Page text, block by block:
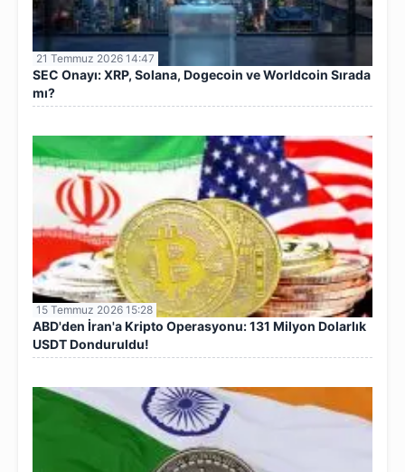
21 Temmuz 2026 14:47
SEC Onayı: XRP, Solana, Dogecoin ve Worldcoin Sırada
mı?
15 Temmuz 2026 15:28
ABD'den İran'a Kripto Operasyonu: 131 Milyon Dolarlık
USDT Donduruldu!